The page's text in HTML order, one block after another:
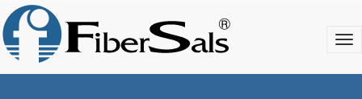
k
i
t
T
g